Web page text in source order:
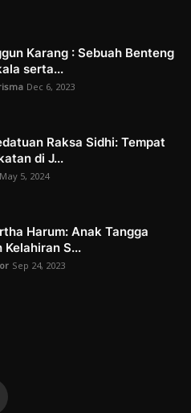
Karang : Sebuah Benteng
serta...
Dec 6, 2023
Raksa Sidhi: Tempat
di J...
May 5, 2024
Harum: Anak Tangga
Kelahiran S...
Sep 24, 2023